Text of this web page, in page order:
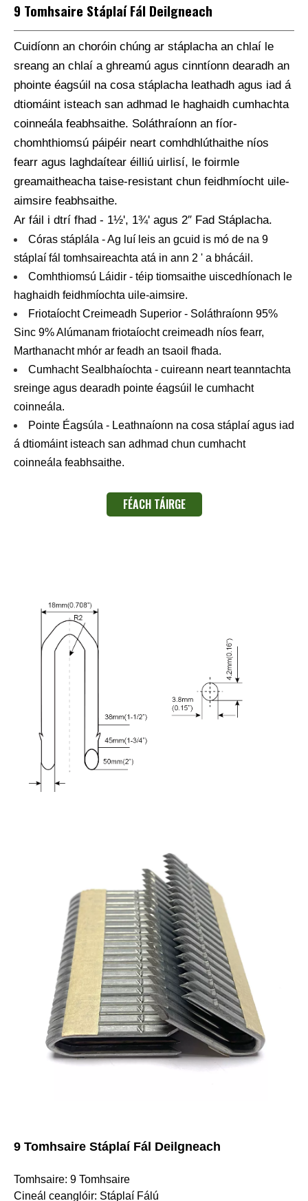
9 Tomhsaire Stáplaí Fál Deilgneach
Cuidíonn an choróin chúng ar stáplacha an chlaí le
sreang an chlaí a ghreamú agus cinntíonn dearadh an
phointe éagsúil na cosa stáplacha leathadh agus iad á
dtiomáint isteach san adhmad le haghaidh cumhachta
coinneála feabhsaithe. Soláthraíonn an fíor-
chomhthiomsú páipéir neart comhdhlúthaithe níos
fearr agus laghdaítear éilliú uirlisí, le foirmle
greamaitheacha taise-resistant chun feidhmíocht uile-
aimsire feabhsaithe.
Ar fáil i dtrí fhad - 1½', 1¾' agus 2″ Fad Stáplacha.
Córas stáplála - Ag luí leis an gcuid is mó de na 9
stáplaí fál tomhsaireachta atá in ann 2 ' a bhácáil.
Comhthiomsú Láidir - téip tiomsaithe uiscedhíonach le
haghaidh feidhmíochta uile-aimsire.
Friotaíocht Creimeadh Superior - Soláthraíonn 95%
Sinc 9% Alúmanam friotaíocht creimeadh níos fearr,
Marthanacht mhór ar feadh an tsaoil fhada.
Cumhacht Sealbhaíochta - cuireann neart teanntachta
sreinge agus dearadh pointe éagsúil le cumhacht
coinneála.
Pointe Éagsúla - Leathnaíonn na cosa stáplaí agus iad
á dtiomáint isteach san adhmad chun cumhacht
coinneála feabhsaithe.
FÉACH TÁIRGE
9 Tomhsaire Stáplaí Fál Deilgneach
Tomhsaire: 9 Tomhsaire
Cineál ceanglóir: Stáplaí Fálú